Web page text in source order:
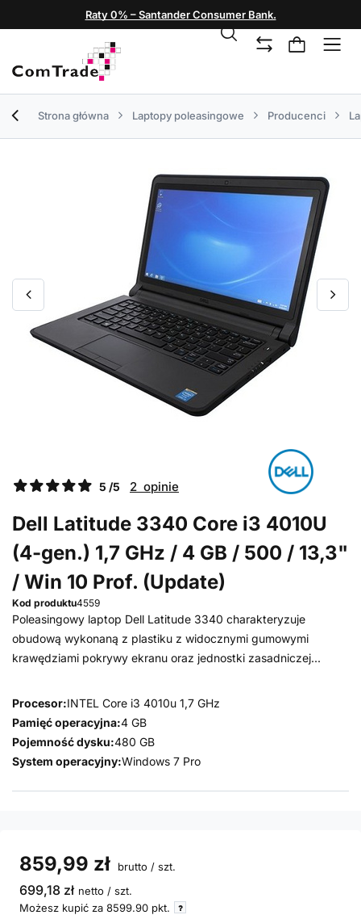
Raty 0% – Santander Consumer Bank.
Strona główna Laptopy poleasingowe Producenci
5 /5 2 opinie
Dell Latitude 3340 Core i3 4010U
(4-gen.) 1,7 GHz / 4 GB / 500 / 13,3"
/ Win 10 Prof. (Update)
Kod produktu4559
Poleasingowy laptop Dell Latitude 3340 charakteryzuje
obudową wykonaną z plastiku z widocznymi gumowymi
krawędziami pokrywy ekranu oraz jednostki zasadniczej...
Procesor:INTEL Core i3 4010u 1,7 GHz
Pamięć operacyjna:4 GB
Pojemność dysku:480 GB
System operacyjny:Windows 7 Pro
859,99 zł brutto / szt.
699,18 zł netto / szt.
Możesz kupić za 8599.90 pkt.